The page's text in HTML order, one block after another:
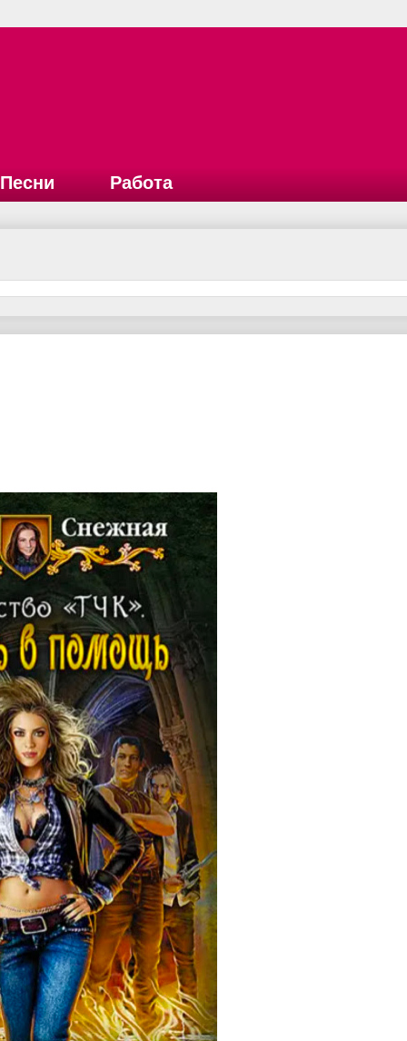
Песни Работа